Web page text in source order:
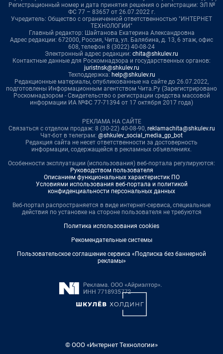
Регистрационный номер и дата принятия решения о регистрации: ЭЛ №
ФС 77 – 83657 от 26.07.2022 г.
Учредитель: Общество с ограниченной ответственностью "ИНТЕРНЕТ
ТЕХНОЛОГИИ"
Главный редактор: Шайтанова Екатерина Александровна
Адрес редакции: 672000, Россия, Чита, ул. Балябина, д. 13, 6 этаж, офис
608, телефон 8 (3022) 40-08-24
Электронный адрес редакции: chita@shkulev.ru
Контактные данные для Роскомнадзора и государственных органов:
juristnsk@shkulev.ru
Техподдержка: help@shkulev.ru
Редакционные материалы, опубликованные на сайте до 26.07.2022,
подготовлены Информационным агентством Чита.Ру (Зарегистрировано
Роскомнадзором - Свидетельство о регистрации средства массовой
информации ИА №ФС 77-71394 от 17 октября 2017 года)
РЕКЛАМА НА САЙТЕ
Связаться с отделом продаж: 8 (30-22) 40-08-90, reklamachita@shkulev.ru
Чат-бот в телеграм: @shkulev_social_media_gp_bot
Редакция сайта не несет ответственности за достоверность
информации, содержащейся в рекламных объявлениях.
Особенности эксплуатации (использования) веб-портала регулируются:
Руководством пользователя
Описанием функциональных характеристик ПО
Условиями использования веб-портала и политикой
конфиденциальности персональных данных
Веб-портал распространяется в виде интернет-сервиса, специальные
действия по установке на стороне пользователя не требуются
Политика использования cookies
Рекомендательные системы
Пользовательское соглашение сервиса «Подписка без баннерной
рекламы»
© ООО «Интернет Технологии»